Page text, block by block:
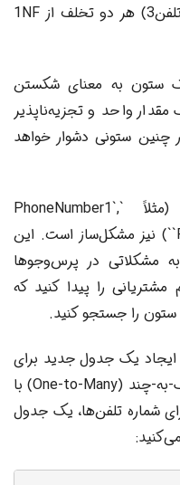
ستون‌های جداگانه (تلفن1، تلفن2، تلفن3) هر دو تخلف از 1NF
ستون به معنای شکستن
واحد و تجزیه‌ناپذیر
چنین ستونی دشوار خواهد
استفاده از ستون‌های تکراری (مثلاً `PhoneNumber1`,
`PhoneNumber2`, `PhoneNumber3`) نیز مشکل‌ساز است. این
مشکلاتی در پرس‌وجوها
را پیدا کنید که
ستون را جستجو کنید.
ایجاد یک جدول جدید برای
مقادیر چندگانه و ایجاد یک رابطه یک-به-چند (One-to-Many) با
شماره تلفن‌ها، یک جدول